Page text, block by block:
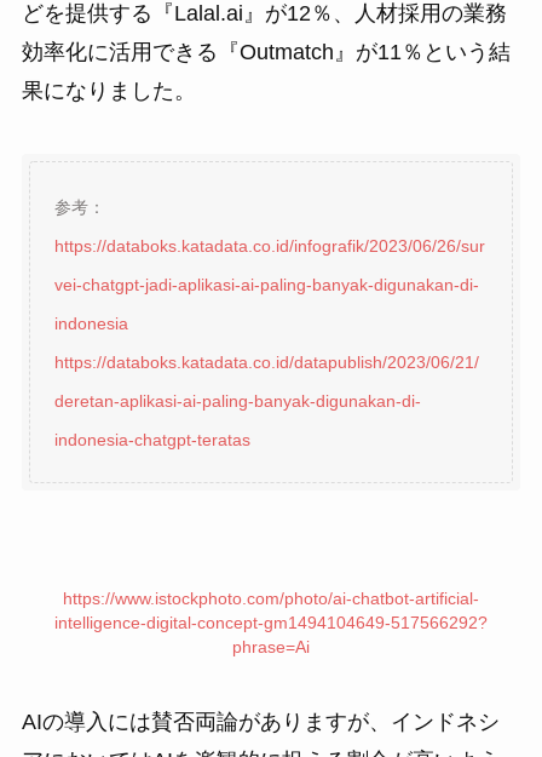
どを提供する『Lalal.ai』が12％、人材採用の業務
効率化に活用できる『Outmatch』が11％という結
果になりました。
参考：
https://databoks.katadata.co.id/infografik/2023/06/26/sur
vei-chatgpt-jadi-aplikasi-ai-paling-banyak-digunakan-di-
indonesia
https://databoks.katadata.co.id/datapublish/2023/06/21/
deretan-aplikasi-ai-paling-banyak-digunakan-di-
indonesia-chatgpt-teratas
https://www.istockphoto.com/photo/ai-chatbot-artificial-
intelligence-digital-concept-gm1494104649-517566292?
phrase=Ai
AIの導入には賛否両論がありますが、インドネシ